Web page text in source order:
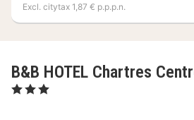
Excl. citytax 1,87 € p.p.p.n.
B&B HOTEL Chartres
, 3 Sterren